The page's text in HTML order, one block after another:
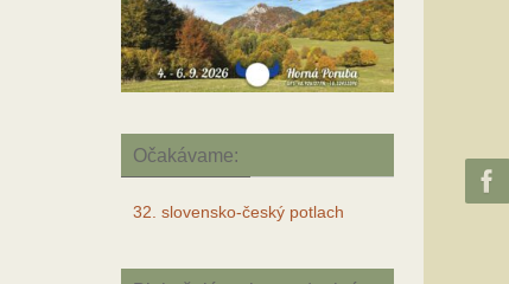
Očakávame:
32. slovensko-český potlach